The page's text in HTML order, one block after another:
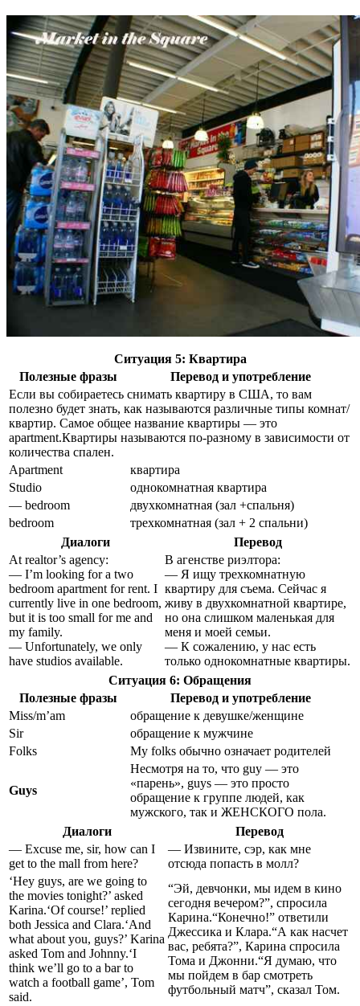
Ситуация 5: Квартира
Полезные фразы
Перевод и употребление
Если вы собираетесь снимать квартиру в США, то вам
полезно будет знать, как называются различные типы комнат/
квартир. Самое общее название квартиры — это
apartment.Квартиры называются по-разному в зависимости от
количества спален.
Apartment
квартира
Studio
однокомнатная квартира
— bedroom
двухкомнатная (зал +спальня)
bedroom
трехкомнатная (зал + 2 спальни)
Диалоги
Перевод
At realtor’s agency:
— I’m looking for a two
bedroom apartment for rent. I
currently live in one bedroom,
but it is too small for me and
my family.
— Unfortunately, we only
have studios available.
В агенстве риэлтора:
— Я ищу трехкомнатную
квартиру для съема. Сейчас я
живу в двухкомнатной квартире,
но она слишком маленькая для
меня и моей семьи.
— К сожалению, у нас есть
только однокомнатные квартиры.
Ситуация 6: Обращения
Полезные фразы
Перевод и употребление
Miss/m’am
обращение к девушке/женщине
Sir
обращение к мужчине
Folks
My folks обычно означает родителей
Guys
Несмотря на то, что guy — это
«парень», guys — это просто
обращение к группе людей, как
мужского, так и ЖЕНСКОГО пола.
Диалоги
Перевод
— Excuse me, sir, how can I
get to the mall from here?
— Извините, сэр, как мне
отсюда попасть в молл?
‘Hey guys, are we going to
the movies tonight?’ asked
Karina.‘Of course!’ replied
both Jessica and Clara.‘And
what about you, guys?’ Karina
asked Tom and Johnny.‘I
think we’ll go to a bar to
watch a football game’, Tom
said.
“Эй, девчонки, мы идем в кино
сегодня вечером?”, спросила
Карина.“Конечно!” ответили
Джессика и Клара.“А как насчет
вас, ребята?”, Карина спросила
Тома и Джонни.“Я думаю, что
мы пойдем в бар смотреть
футбольный матч”, сказал Том.